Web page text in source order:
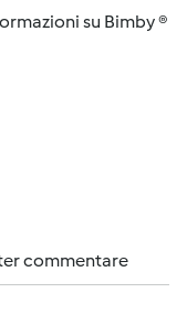
su Bimby ®
commentare